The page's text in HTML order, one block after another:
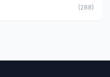
(288)